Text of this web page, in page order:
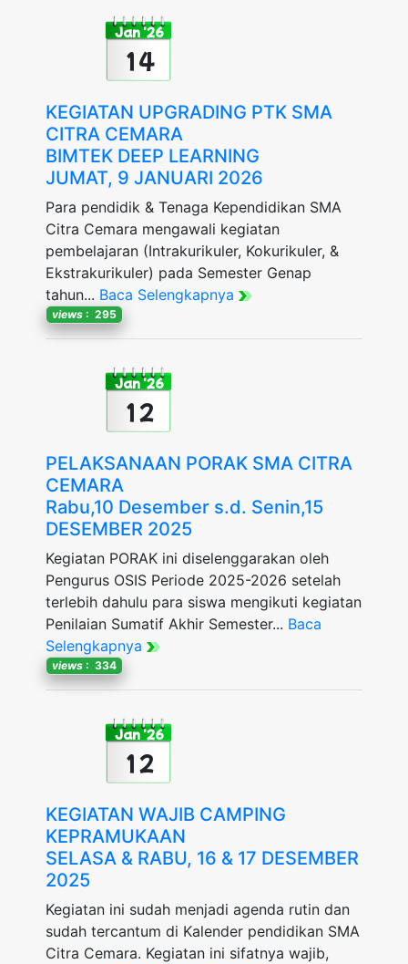
Jan '26
14
KEGIATAN UPGRADING PTK SMA
CITRA CEMARA
BIMTEK DEEP LEARNING
JUMAT, 9 JANUARI 2026
Para pendidik & Tenaga Kependidikan SMA
Citra Cemara mengawali kegiatan
pembelajaran (Intrakurikuler, Kokurikuler, &
Ekstrakurikuler) pada Semester Genap
tahun... Baca Selengkapnya
views : 295
Jan '26
12
PELAKSANAAN PORAK SMA CITRA
CEMARA
Rabu,10 Desember s.d. Senin,15
DESEMBER 2025
Kegiatan PORAK ini diselenggarakan oleh
Pengurus OSIS Periode 2025-2026 setelah
terlebih dahulu para siswa mengikuti kegiatan
Penilaian Sumatif Akhir Semester... Baca
Selengkapnya
views : 334
Jan '26
12
KEGIATAN WAJIB CAMPING
KEPRAMUKAAN
SELASA & RABU, 16 & 17 DESEMBER
2025
Kegiatan ini sudah menjadi agenda rutin dan
sudah tercantum di Kalender pendidikan SMA
Citra Cemara. Kegiatan ini sifatnya wajib,